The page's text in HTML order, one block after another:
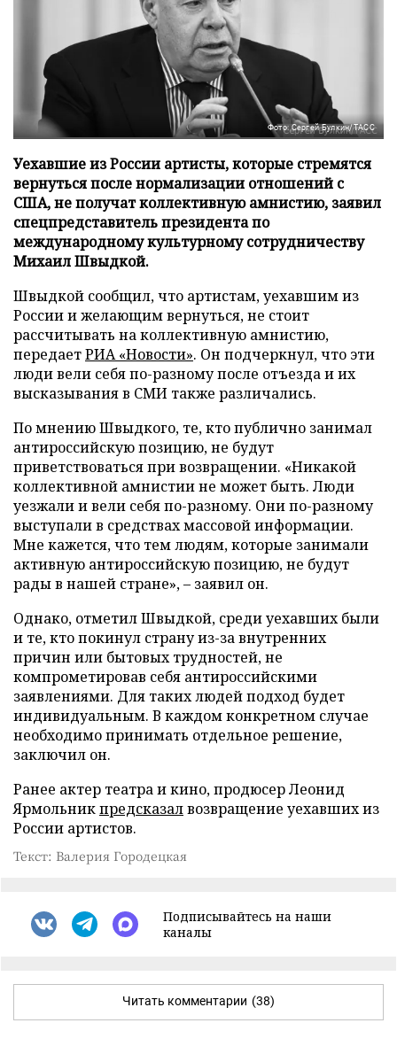
Фото: Сергей Булкин/ТАСС
Уехавшие из России артисты, которые стремятся
вернуться после нормализации отношений с
США, не получат коллективную амнистию, заявил
спецпредставитель президента по
международному культурному сотрудничеству
Михаил Швыдкой.
Швыдкой сообщил, что артистам, уехавшим из
России и желающим вернуться, не стоит
рассчитывать на коллективную амнистию,
передаетРИА «Новости». Он подчеркнул, что эти
люди вели себя по-разному после отъезда и их
высказывания в СМИ также различались.
По мнению Швыдкого, те, кто публично занимал
антироссийскую позицию, не будут
приветствоваться при возвращении. «Никакой
коллективной амнистии не может быть. Люди
уезжали и вели себя по-разному. Они по-разному
выступали в средствах массовой информации.
Мне кажется, что тем людям, которые занимали
активную антироссийскую позицию, не будут
рады в нашей стране», – заявил он.
Однако, отметил Швыдкой, среди уехавших были
и те, кто покинул страну из-за внутренних
причин или бытовых трудностей, не
компрометировав себя антироссийскими
заявлениями. Для таких людей подход будет
индивидуальным. В каждом конкретном случае
необходимо принимать отдельное решение,
заключил он.
Ранее актер театра и кино, продюсер Леонид
Ярмольникпредсказалвозвращение уехавших из
России артистов.
Текст: Валерия Городецкая
Подписывайтесь на наши
каналы
Читать комментарии (38)